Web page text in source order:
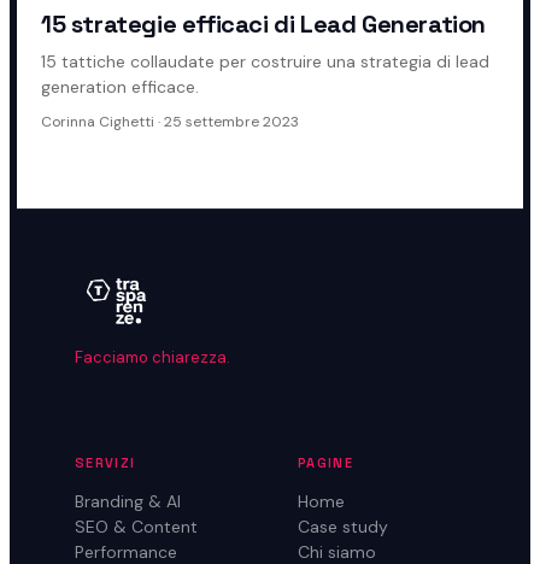
15 strategie efficaci di Lead Generation
15 tattiche collaudate per costruire una strategia di lead
generation efficace.
Corinna Cighetti ·25 settembre 2023
Facciamo chiarezza.
SERVIZI
Branding & AI
SEO & Content
Performance
PAGINE
Home
Case study
Chi siamo